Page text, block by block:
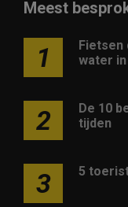
Meest
1
Fietsen
water
2
De 10
tijden
3 5